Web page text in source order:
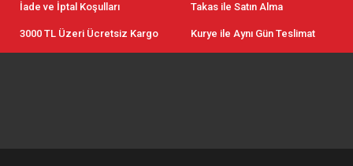
İade ve İptal Koşulları Takas ile Satın Alma
3000 TL Üzeri Ücretsiz Kargo Kurye ile Aynı Gün Teslimat